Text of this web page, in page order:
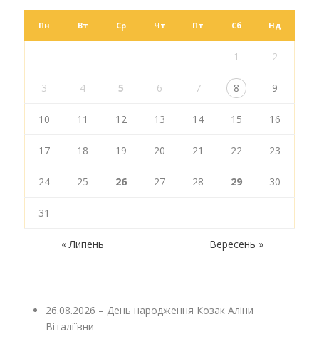
Пн Вт Ср Чт Пт Сб Нд
1 2
3 4 5 6 7 8 9
10 11 12 13 14 15 16
17 18 19 20 21 22 23
24 25 26 27 28 29 30
31
« Липень Вересень »
26.08.2026 – День народження Козак Аліни
Віталіївни